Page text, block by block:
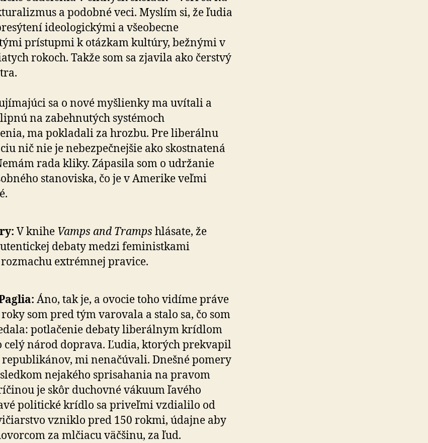
a podobné veci. Myslím si, že ľudia
ideologickými a všeobecne
prístupmi k otázkam kultúry, bežnými v
rokoch. Takže som sa zjavila ako čerstvý
sa o nové myšlienky ma uvítali a
na zabehnutých systémoch
ma pokladali za hrozbu. Pre liberálnu
nič nie je nebez­peč­nejšie ako skostnatená
rada kliky. Zápasila som o udržanie
stanoviska, čo je v Amerike veľmi
V knihe Vamps and Tramps hlásate, že
debaty medzi feministkami
extrémnej pravice.
Áno, tak je, a ovocie toho vidíme práve
som pred tým varovala a stalo sa, čo som
potlačenie debaty liberálnym krídlom
celý národ doprava. Ľudia, ktorých prekvapil
mi nenačúvali. Dnešné pomery
nejakého spri­sa­hania na pravom
je skôr duchovné vákuum ľavého
politické krídlo sa priveľmi vzdialilo od
vzniklo pred 150 rokmi, údajne aby
za mlčiacu väčšinu, za ľud.